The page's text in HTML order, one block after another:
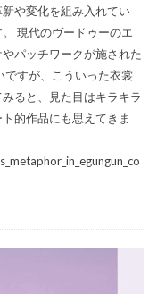
や変化を組み入れてい
現代のヴードゥーのエ
パッチワークが施された
ですが、こういった衣裳
ると、見た目はキラキラ
的作品にも思えてきま